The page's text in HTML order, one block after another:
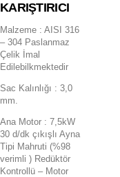
KARIŞTIRICI
Malzeme : AISI 316
– 304 Paslanmaz
Çelik İmal
Edilebilkmektedir
Sac Kalınlığı : 3,0
mm.
Ana Motor : 7,5kW
30 d/dk çıkışlı Ayna
Tipi Mahruti (%98
verimli ) Redüktör
Kontrollü – Motor